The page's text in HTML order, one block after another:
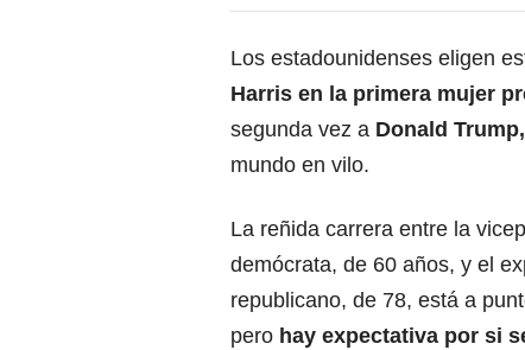
Los estadounidenses eligen
Harris en la primera mujer
segunda vez a Donald Trump,
mundo en vilo.
La reñida carrera entre la
demócrata, de 60 años, y el
republicano, de 78, está a
pero hay expectativa por si